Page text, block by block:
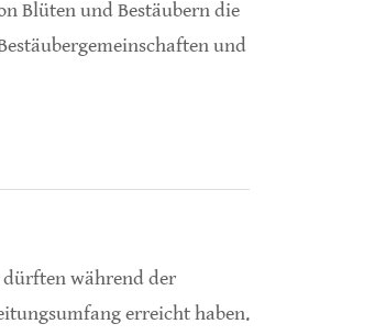
Blüten und Bestäubern die
und
dürften während der
erreicht haben.